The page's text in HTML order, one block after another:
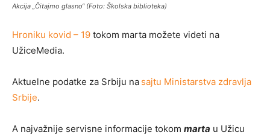
Akcija „Čitajmo glasno“ (Foto: Školska biblioteka)
Hroniku kovid – 19 tokom marta možete videti na
UžiceMedia.
Aktuelne podatke za Srbiju na sajtu Ministarstva zdravlja
Srbije.
A najvažnije servisne informacije tokom marta u Užicu